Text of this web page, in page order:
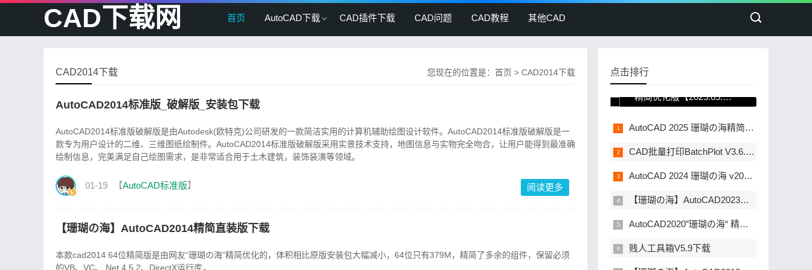
CAD下载网 首页 AutoCAD下载 CAD插件下载 CAD问题 CAD教程 其他CAD
您现在的位置是： 首页 > CAD2014下载
CAD2014下载
AutoCAD2014标准版_破解版_安装包下载
AutoCAD2014标准版破解版是由Autodesk(欧特克)公司研发的一款简洁实用的计算机辅助绘图设计软件。AutoCAD2014标准版破解版是一
款专为用户设计的二维、三维图纸绘制件。AutoCAD2014标准版破解版采用实景技术支持，地图信息与实物完全吻合，让用户能得到最准确
绘制信息，完美满足自己绘图需求，是非常适合用于土木建筑，装饰装潢等领域。
01-19 【AutoCAD标准版】 阅读更多
【珊瑚の海】AutoCAD2014精简直装版下载
本款cad2014 64位精简版是由网友“珊瑚の海”精简优化的，体积相比原版安装包大幅减小，64位只有379M，精简了多余的组件，保留必须
的VB、VC、.Net 4.5.2、DirectX运行库，
点击排行
AutoCAD 2026珊瑚の海
精简优化版【2025.05.18
更新】
AutoCAD 2025 珊瑚の海精简优化版[2024.04.09更新]
CAD批量打印BatchPlot V3.6.1(20240317更新)
AutoCAD 2024 珊瑚の海 v2024.1.2 中文免费精简优化版
【珊瑚の海】AutoCAD2023简体中文精简直装版下载
AutoCAD2020”珊瑚の海“ 精简直装优化版下载
贱人工具箱V5.9下载